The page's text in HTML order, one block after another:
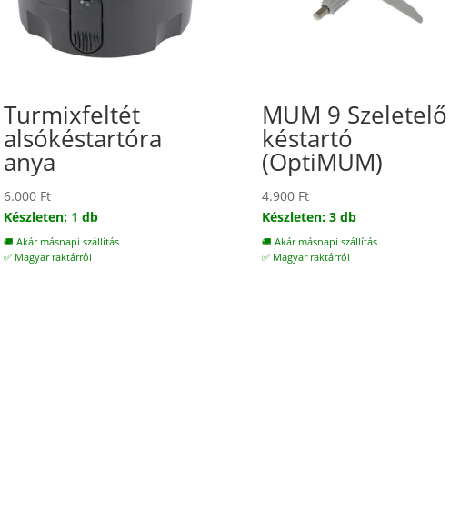
Turmixfeltét
alsókéstartóra
anya
6.000 Ft
Készleten: 1 db
🚚 Akár másnapi szállítás
✅ Magyar raktárról
MUM 9 Szeletelő
késtartó
(OptiMUM)
4.900 Ft
Készleten: 3 db
🚚 Akár másnapi szállítás
✅ Magyar raktárról